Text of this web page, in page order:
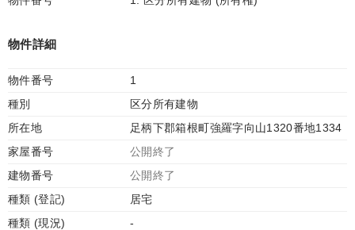
物件詳細
物件番号
1
種別
区分所有建物
所在地
足柄下郡箱根町強羅字向山1320番地1334
家屋番号
公開終了
建物番号
公開終了
種類 (登記)
居宅
種類 (現況)
-